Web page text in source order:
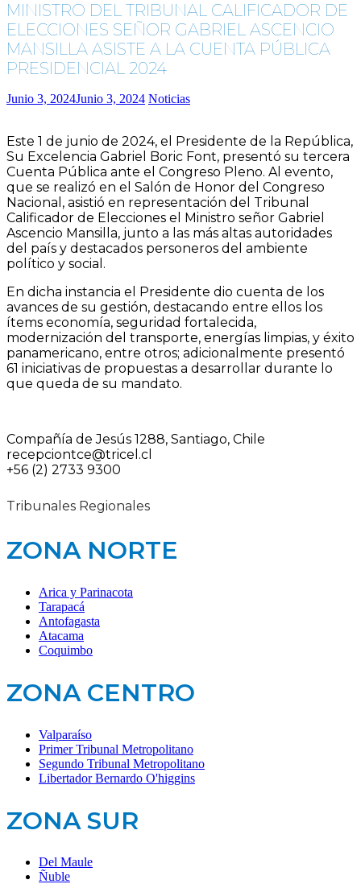
MINISTRO DEL TRIBUNAL CALIFICADOR DE
ELECCIONES SEÑOR GABRIEL ASCENCIO
MANSILLA ASISTE A LA CUENTA PÚBLICA
PRESIDENCIAL 2024
Junio 3, 2024Junio 3, 2024 Noticias
Este 1 de junio de 2024, el Presidente de la República,
Su Excelencia Gabriel Boric Font, presentó su tercera
Cuenta Pública ante el Congreso Pleno. Al evento,
que se realizó en el Salón de Honor del Congreso
Nacional, asistió en representación del Tribunal
Calificador de Elecciones el Ministro señor Gabriel
Ascencio Mansilla, junto a las más altas autoridades
del país y destacados personeros del ambiente
político y social.
En dicha instancia el Presidente dio cuenta de los
avances de su gestión, destacando entre ellos los
ítems economía, seguridad fortalecida,
modernización del transporte, energías limpias, y éxito
panamericano, entre otros; adicionalmente presentó
61 iniciativas de propuestas a desarrollar durante lo
que queda de su mandato.
Compañía de Jesús 1288, Santiago, Chile
recepciontce@tricel.cl
+56 (2) 2733 9300
Tribunales Regionales
ZONA NORTE
Arica y Parinacota
Tarapacá
Antofagasta
Atacama
Coquimbo
ZONA CENTRO
Valparaíso
Primer Tribunal Metropolitano
Segundo Tribunal Metropolitano
Libertador Bernardo O'higgins
ZONA SUR
Del Maule
Ñuble